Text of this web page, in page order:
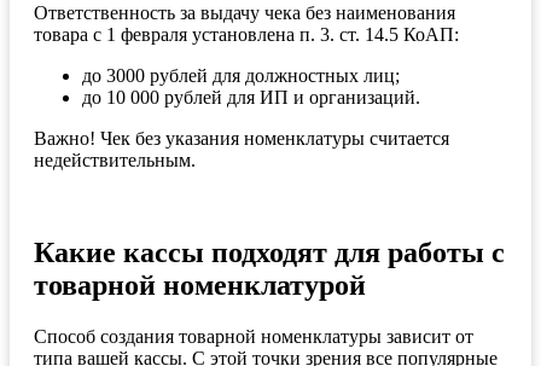
Ответственность за выдачу чека без наименования
товара с 1 февраля установлена п. 3. ст. 14.5 КоАП:
до 3000 рублей для должностных лиц;
до 10 000 рублей для ИП и организаций.
Важно! Чек без указания номенклатуры считается
недействительным.
Какие кассы подходят для работы с
товарной номенклатурой
Способ создания товарной номенклатуры зависит от
типа вашей кассы. С этой точки зрения все популярные